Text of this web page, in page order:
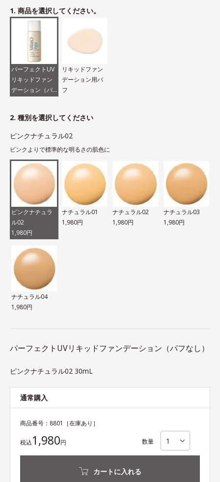
1. 商品を選択してください。
パーフェクトUV
リキッドファン
デーション（パ
リキッドファン
デーション用パ
フ
2. 種別を選択してください
ピンクナチュラル02
ピンクよりで標準的な明るさの肌色に
ピンクナチュラ
ル02
1,980円
ナチュラル01
1,980円
ナチュラル02
1,980円
ナチュラル03
1,980円
ナチュラル04
1,980円
パーフェクトUVリキッドファンデーション（パフなし）
ピンクナチュラル02 30mL
通常購入
商品番号： 8801 ［在庫あり］
税込1,980円 数量
カートに入れる